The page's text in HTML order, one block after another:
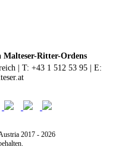
Malteser-Ritter-Ordens
| T: +43 1 512 53 95 | E:
2017 - 2026